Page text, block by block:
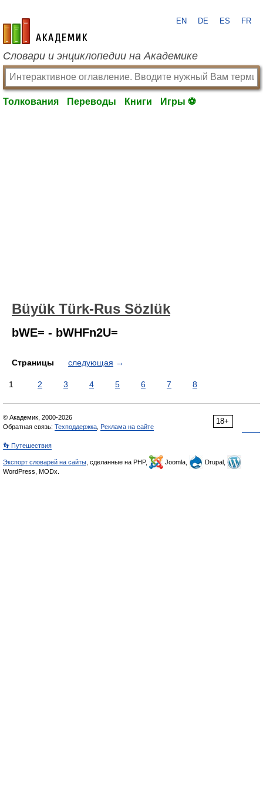
academic.ru
EN DE ES FR
Словари и энциклопедии на Академике
Толкования Переводы Книги Игры ⚽
Büyük Türk-Rus Sözlük
bWE= - bWHFn2U=
Страницы следующая →
1 2 3 4 5 6 7 8
18+
© Академик, 2000-2026
Обратная связь: Техподдержка Реклама на сайте
👣 Путешествия
Экспорт словарей на сайты , сделанные на PHP, Joomla,
Drupal,
WordPress, MODx.